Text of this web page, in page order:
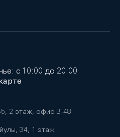
с 10:00 до 20:00
2 этаж, офис B-48
34, 1 этаж